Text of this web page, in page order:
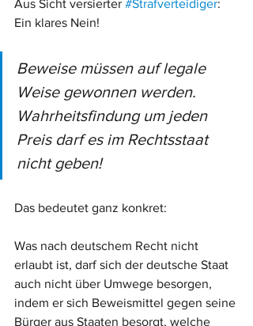
Aus Sicht versierter #Strafverteidiger:
Ein klares Nein!
Beweise müssen auf legale
Weise gewonnen werden.
Wahrheitsfindung um jeden
Preis darf es im Rechtsstaat
nicht geben!
Das bedeutet ganz konkret:
Was nach deutschem Recht nicht
erlaubt ist, darf sich der deutsche Staat
auch nicht über Umwege besorgen,
indem er sich Beweismittel gegen seine
Bürger aus Staaten besorgt, welche